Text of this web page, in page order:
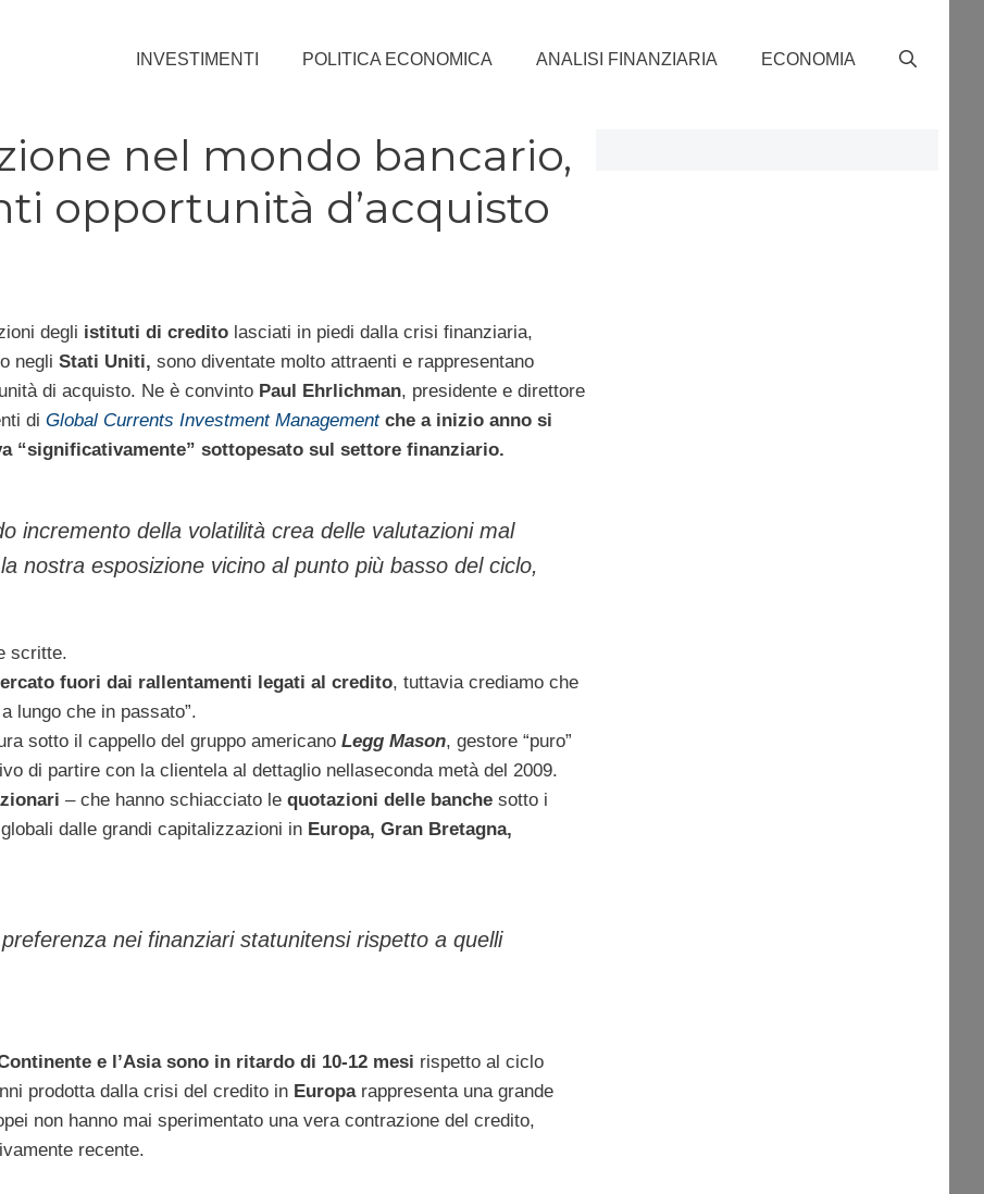
INVESTIMENTI POLITICA ECONOMICA ANALISI FINANZIARIA ECONOMIA
nel mondo bancario,
opportunità d’acquisto
degli istituti di creditolasciati in piedi dalla crisi finanziaria,
negli Stati Uniti, sono diventate molto attraenti e rappresentano
di acquisto. Ne è convintoPaul Ehrlichman, presidente e direttore
di Global Currents Investment Managementche a inizio anno si
“significativamente” sottopesato sul settore finanziario.
incremento della volatilità crea delle valutazioni mal
nostra esposizione vicino al punto più basso del ciclo,
scritte.
fuori dai rallentamenti legati al credito, tuttavia crediamo che
lungo che in passato”.
sotto il cappello del gruppo americano Legg Mason, gestore “puro”
di partire con la clientela al dettaglio nellaseconda metà del 2009.
– che hanno schiacciato le quotazioni delle banche sotto i
dalle grandi capitalizzazioni in Europa, Gran Bretagna,
nei finanziari statunitensi rispetto a quelli
e l’Asia sono in ritardo di 10-12 mesi rispetto al ciclo
prodotta dalla crisi del credito in Europarappresenta una grande
non hanno mai sperimentato una vera contrazione del credito,
recente.